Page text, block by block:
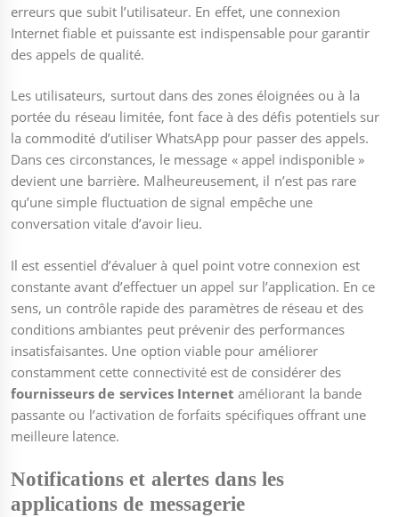
erreurs que subit l’utilisateur. En effet, une connexion
Internet fiable et puissante est indispensable pour garantir
des appels de qualité.
Les utilisateurs, surtout dans des zones éloignées ou à la
portée du réseau limitée, font face à des défis potentiels sur
la commodité d’utiliser WhatsApp pour passer des appels.
Dans ces circonstances, le message « appel indisponible »
devient une barrière. Malheureusement, il n’est pas rare
qu’une simple fluctuation de signal empêche une
conversation vitale d’avoir lieu.
Il est essentiel d’évaluer à quel point votre connexion est
constante avant d’effectuer un appel sur l’application. En ce
sens, un contrôle rapide des paramètres de réseau et des
conditions ambiantes peut prévenir des performances
insatisfaisantes. Une option viable pour améliorer
constamment cette connectivité est de considérer des
fournisseurs de services Internet améliorant la bande
passante ou l’activation de forfaits spécifiques offrant une
meilleure latence.
Notifications et alertes dans les
applications de messagerie